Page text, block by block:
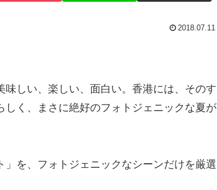
2018.07.11
しい、楽しい、面白い。香港には、そのす
く、まさに絶好のフォトジェニックな夏が
を、フォトジェニックなシーンだけを厳選